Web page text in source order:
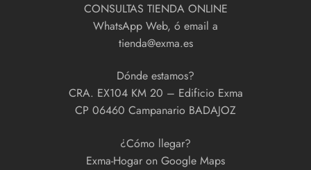
CONSULTAS TIENDA ONLINE
WhatsApp Web, ó email a
tienda@exma.es
Dónde estamos?
CRA. EX104 KM 20 – Edificio Exma
CP 06460 Campanario BADAJOZ
¿Cómo llegar?
Exma-Hogar on Google Maps